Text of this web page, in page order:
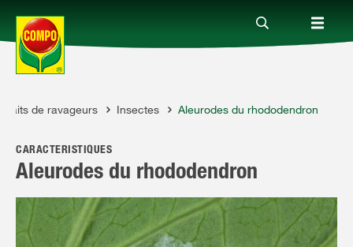
Produits
Conseil
Thèmes
de ravageurs Insectes Aleurodes du rhododendron
CARACTÉRISTIQUES
Aleurodes du rhododendron